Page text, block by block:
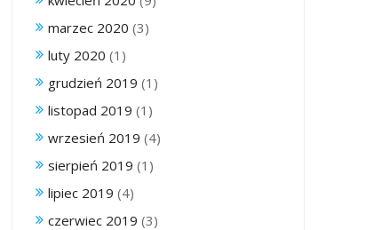
marzec 2020 (3)
luty 2020 (1)
grudzień 2019 (1)
listopad 2019 (1)
wrzesień 2019 (4)
sierpień 2019 (1)
lipiec 2019 (4)
czerwiec 2019 (3)